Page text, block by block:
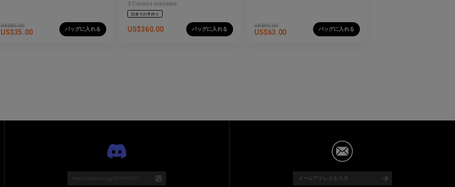
US$50.00
US$35.00 バッグに入れる
3 Colours available
日本での手作り
US$360.00 バッグに入れる
US$90.00
US$63.00 バッグに入れる